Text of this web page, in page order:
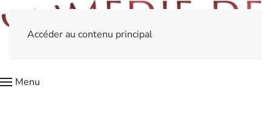
Accéder au contenu principal
Menu